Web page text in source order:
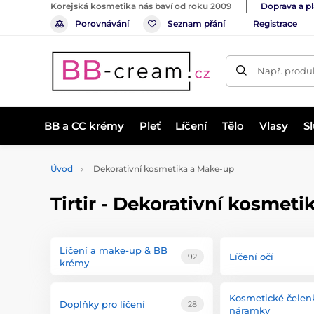
Korejská kosmetika nás baví od roku 2009
Doprava a
Porovnávání
Seznam přání Registrace
Např.
BB a CC krémy Pleť Líčení Tělo Vlasy
Úvod Dekorativní kosmetika a Make-up
Tirtir - Dekorativní
Líčení a make-up & BB
krémy
92 Líčení očí
Doplňky pro líčení 28
Kosmetické
náramky